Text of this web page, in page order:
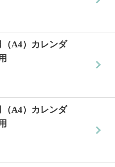
（A4）カレンダ
（A4）カレンダ